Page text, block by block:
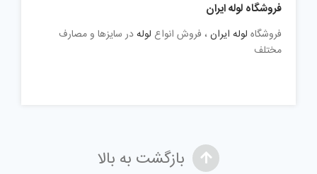
فروشگاه لوله ایران
فروشگاه لوله ایران، فروش انواع لولهدر سایزها و مصارف
مختلف
بازگشت به بالا